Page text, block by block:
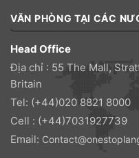
VĂN PHÒNG TẠI CÁC
Head Office
Địa chỉ : 55 The Mall,
Britain
Tel: (+44)020 8821 8000
Cell : (+44)7031927739
Email: